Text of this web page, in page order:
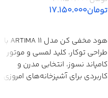
تومان۱۷.۱۵۰.۰۰۰
هود مخفی کن مدل ARTIMA 11 با
طراحی توکار، کلید لمسی و موتور
کامپاند نسوز، انتخابی مدرن و
کاربردی برای آشپزخانه‌های امروزی